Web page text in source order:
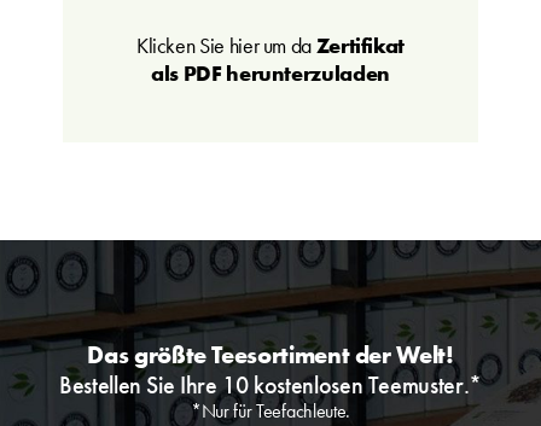
Klicken Sie hier um daZertifikat
als PDF herunterzuladen
Das größte Teesortiment der Welt!
Bestellen Sie Ihre 10 kostenlosen Teemuster.*
*Nur für Teefachleute.